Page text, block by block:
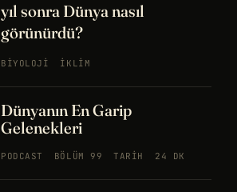
yıl sonra Dünya nasıl
görünürdü?
BIYOLOJI İKLIM
Dünyanın En Garip
Gelenekleri
PODCAST BÖLÜM 99 TARIH 24 DK